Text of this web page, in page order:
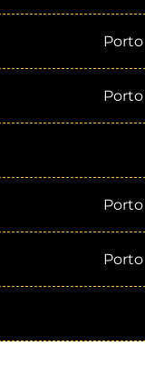
Porto
Porto
Porto
Porto